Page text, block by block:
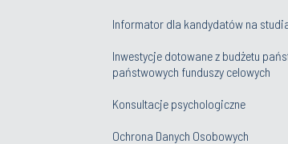
Informator dla kandydatów na
Inwestycje dotowane z budżetu
państwowych funduszy celowych
Konsultacje psychologiczne
Ochrona Danych Osobowych